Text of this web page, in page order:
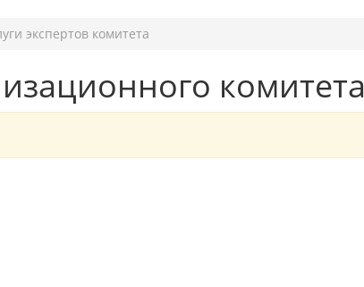
экспертов комитета
комитета